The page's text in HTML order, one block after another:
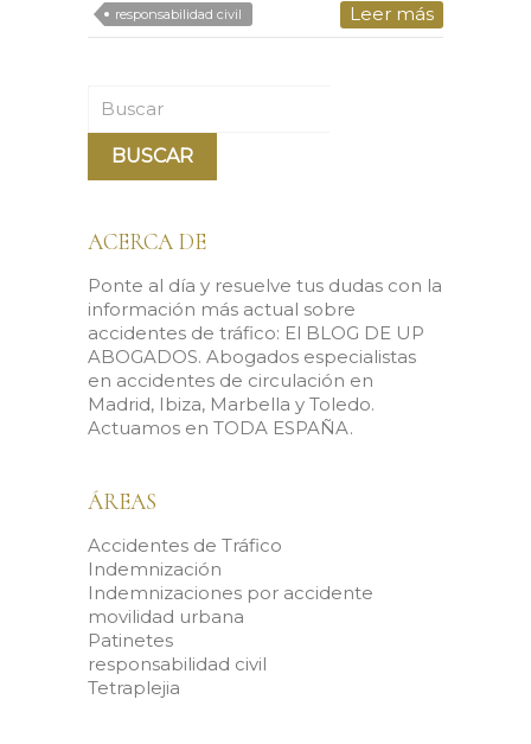
responsabilidad civil
Leer más
Buscar
ACERCA DE
Ponte al día y resuelve tus dudas con la
información más actual sobre
accidentes de tráfico: El BLOG DE UP
ABOGADOS. Abogados especialistas
en accidentes de circulación en
Madrid, Ibiza, Marbella y Toledo.
Actuamos en TODA ESPAÑA.
ÁREAS
Accidentes de Tráfico
Indemnización
Indemnizaciones por accidente
movilidad urbana
Patinetes
responsabilidad civil
Tetraplejia